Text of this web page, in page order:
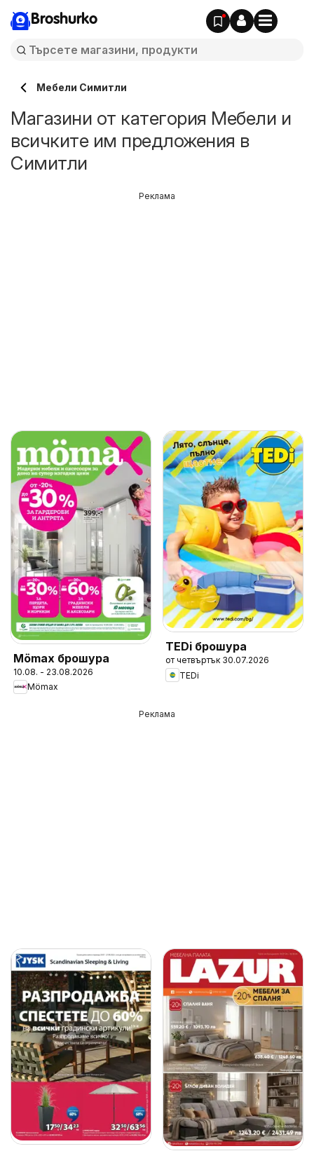
Broshurko
Мебели Симитли
Магазини от категория Мебели и
всичките им предложения в
Симитли
Mömax брошура
10.08. - 23.08.2026
Mömax
TEDi брошура
от четвъртък 30.07.2026
TEDi
Реклама
Реклама